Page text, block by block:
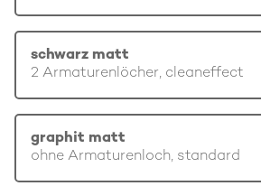
schwarz matt
2 Armaturenlöcher, cleaneffect
graphit matt
ohne Armaturenloch, standard